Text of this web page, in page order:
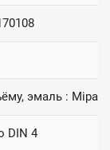
эмаль : Mipa
DIN 4